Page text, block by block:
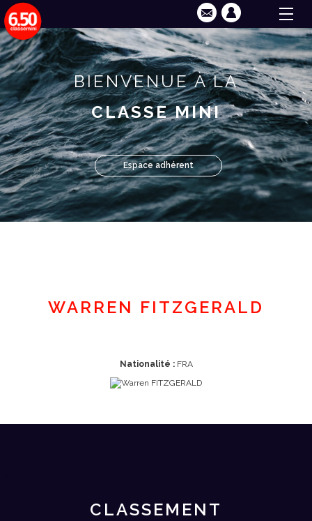
BIENVENUE À LA
CLASSE MINI
Espace adhérent
WARREN FITZGERALD
Nationalité :FRA
CLASSEMENT